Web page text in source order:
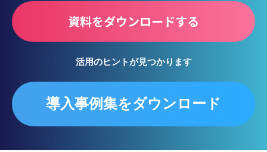
資料をダウンロードする
活用のヒントが見つかります
導入事例集をダウンロード